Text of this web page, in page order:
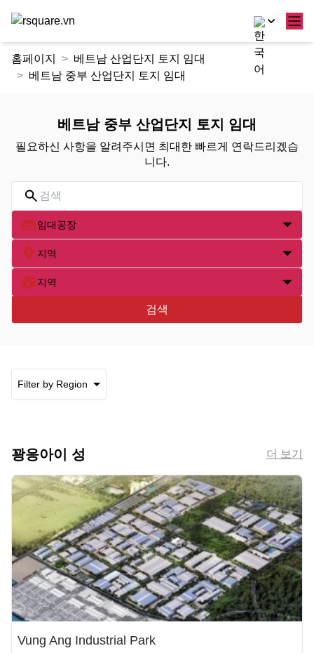
홈페이지
베트남 산업단지 토지 임대
베트남 중부 산업단지 토지 임대
베트남 중부 산업단지 토지 임대
필요하신 사항을 알려주시면 최대한 빠르게 연락드리겠습
니다.
임대공장
지역
지역
검색
Filter by Region
꽝응아이 성 더 보기
Vung Ang Industrial Park